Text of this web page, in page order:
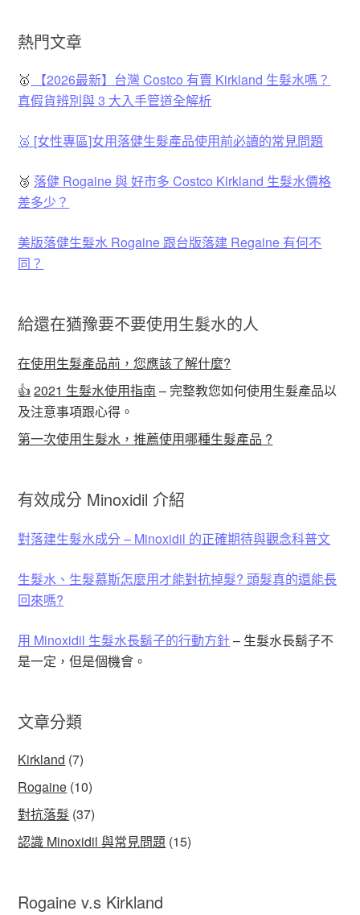
熱門文章
🥇
【2026最新】台灣 Costco 有賣 Kirkland 生髮水嗎？
真假貨辨別與 3 大入手管道全解析
🥈 [女性專區]女用落健生髮產品使用前必讀的常見問題
🥉 落健 Rogaine 與 好市多 Costco Kirkland 生髮水價格
差多少？
美版落健生髮水 Rogaine 跟台版落建 Regaine 有何不
同？
給還在猶豫要不要使用生髮水的人
在使用生髮產品前，您應該了解什麼?
👍 2021 生髮水使用指南 – 完整教您如何使用生髮產品以
及注意事項跟心得。
第一次使用生髮水，推薦使用哪種生髮產品 ?
有效成分 Minoxidil 介紹
對落建生髮水成分 – Minoxidil 的正確期待與觀念科普文
生髮水、生髮慕斯怎麼用才能對抗掉髮? 頭髮真的還能長
回來嗎?
用 Minoxidil 生髮水長鬍子的行動方針– 生髮水長鬍子不
是一定，但是個機會。
文章分類
Kirkland (7)
Rogaine (10)
對抗落髮 (37)
認識 Minoxidil 與常見問題 (15)
Rogaine v.s Kirkland